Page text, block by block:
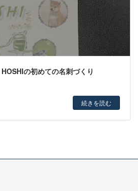
の初めての名刺づくり
続きを読む